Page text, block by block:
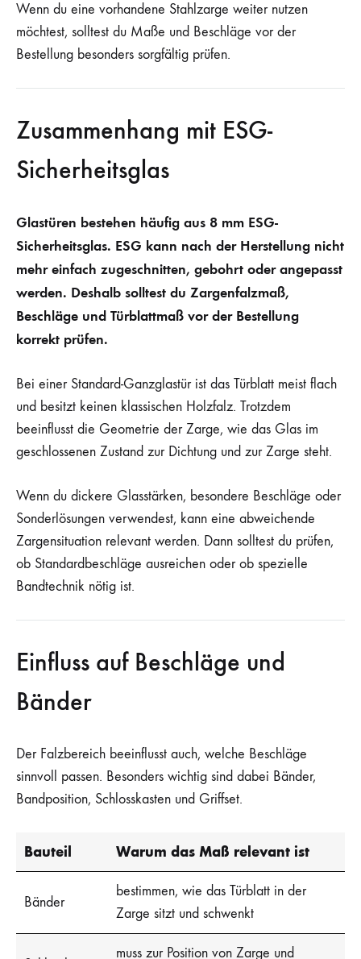
Wenn du eine vorhandene Stahlzarge weiter nutzen
möchtest, solltest du Maße und Beschläge vor der
Bestellung besonders sorgfältig prüfen.
Zusammenhang mit ESG-
Sicherheitsglas
Glastüren bestehen häufig aus 8 mm ESG-
Sicherheitsglas. ESG kann nach der Herstellung nicht
mehr einfach zugeschnitten, gebohrt oder angepasst
werden. Deshalb solltest du Zargenfalzmaß,
Beschläge und Türblattmaß vor der Bestellung
korrekt prüfen.
Bei einer Standard-Ganzglastür ist das Türblatt meist flach
und besitzt keinen klassischen Holzfalz. Trotzdem
beeinflusst die Geometrie der Zarge, wie das Glas im
geschlossenen Zustand zur Dichtung und zur Zarge steht.
Wenn du dickere Glasstärken, besondere Beschläge oder
Sonderlösungen verwendest, kann eine abweichende
Zargensituation relevant werden. Dann solltest du prüfen,
ob Standardbeschläge ausreichen oder ob spezielle
Bandtechnik nötig ist.
Einfluss auf Beschläge und
Bänder
Der Falzbereich beeinflusst auch, welche Beschläge
sinnvoll passen. Besonders wichtig sind dabei Bänder,
Bandposition, Schlosskasten und Griffset.
Bauteil Warum das Maß relevant ist
Bänder
bestimmen, wie das Türblatt in der
Zarge sitzt und schwenkt
muss zur Position von Zarge und